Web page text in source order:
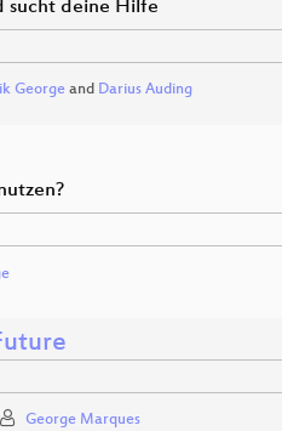
sucht deine Hilfe
Georgeand Darius Auding
George Marques